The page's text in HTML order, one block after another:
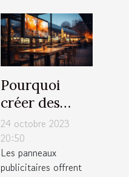
Pourquoi
créer des
panneaux
publicitaires
pour votre
entreprise ?
24 octobre 2023
20:50
Les panneaux
publicitaires offrent